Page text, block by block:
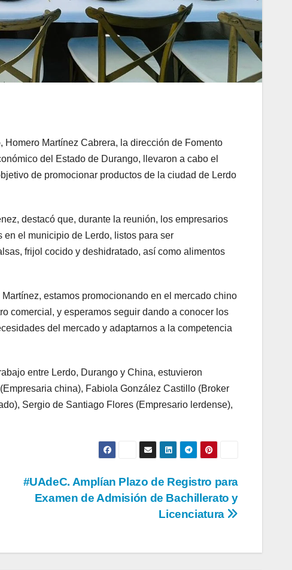
Martínez Cabrera, la dirección de Fomento
del Estado de Durango, llevaron a cabo el
de promocionar productos de la ciudad de Lerdo
destacó que, durante la reunión, los empresarios
el municipio de Lerdo, listos para ser
frijol cocido y deshidratado, así como alimentos
estamos promocionando en el mercado chino
comercial, y esperamos seguir dando a conocer los
del mercado y adaptarnos a la competencia
entre Lerdo, Durango y China, estuvieron
china), Fabiola González Castillo (Broker
Sergio de Santiago Flores (Empresario lerdense),
#UAdeC. Amplían Plazo de Registro para
Examen de Admisión de Bachillerato y
Licenciatura